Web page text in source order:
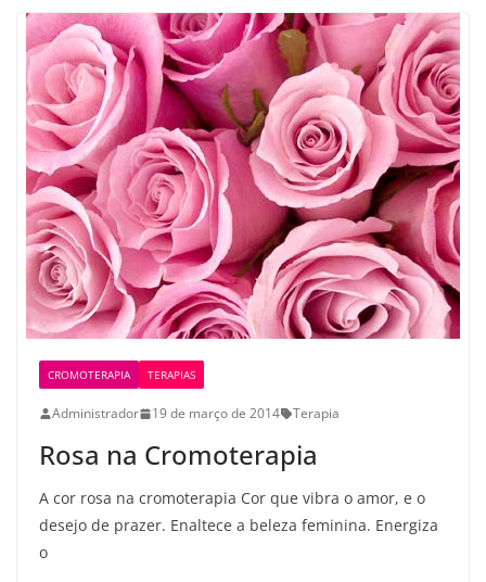
CROMOTERAPIA TERAPIAS
Administrador 19 de março de 2014 Terapia
Rosa na Cromoterapia
A cor rosa na cromoterapia Cor que vibra o amor, e o
desejo de prazer. Enaltece a beleza feminina. Energiza
o